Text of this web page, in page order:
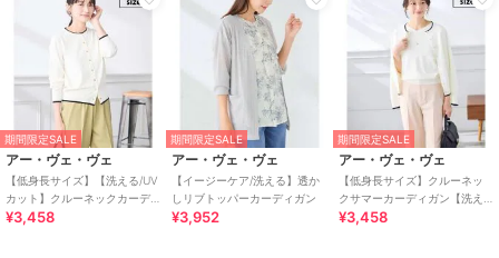
期間限定SALE
アー・ヴェ・ヴェ
【低身長サイズ】【洗える/UV
カット】クルーネックカーデ
ィガン
¥3,458
期間限定SALE
アー・ヴェ・ヴェ
【イージーケア/洗える】透か
しリブトッパーカーディガン
¥3,952
期間限定SALE
アー・ヴェ・ヴェ
【低身長サイズ】クルーネッ
クサマーカーディガン【洗え
る/接触冷感/UVカット】
¥3,458